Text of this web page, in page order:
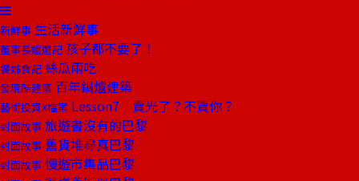
新鮮事 生活新鮮事
董事長嬉遊記 孩子都不要了！
饕姊食記 絲瓜兩吃
發現酷建築 百年鍋爐建築
藝術投資X檔案 Lesson7 賣光了？不賣你？
封面故事 旅遊書沒有的巴黎
封面故事 舊貨堆尋真巴黎
封面故事 慢遊市集品巴黎